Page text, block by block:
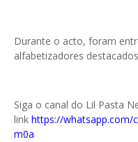
Durante o acto, foram
alfabetizadores
Siga o canal do Lil Pasta
link https://whatsapp.com/
m0a